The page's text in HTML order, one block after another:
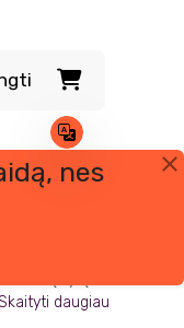
nes
atsakymas
daugiau